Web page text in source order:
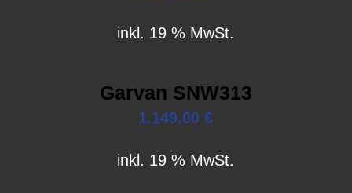
inkl. 19 % MwSt.
Garvan SNW313
1.149,00€
inkl. 19 % MwSt.